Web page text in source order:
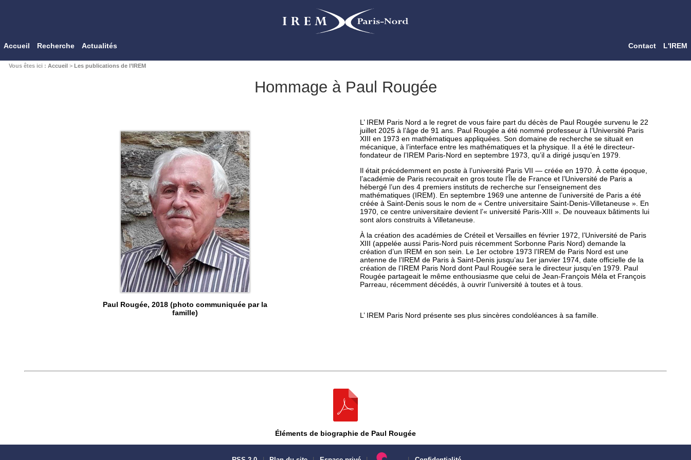
Accueil Recherche Actualités Contact L'IREM
Vous êtes ici : Accueil> Les publications de l’IREM
Hommage à Paul Rougée
Paul Rougée, 2018 (photo communiquée par la
famille)
L’ IREM Paris Nord a le regret de vous faire part du décès de Paul Rougée survenu le 22
juillet 2025 à l’âge de 91 ans. Paul Rougée a été nommé professeur à l’Université Paris
XIII en 1973 en mathématiques appliquées. Son domaine de recherche se situait en
mécanique, à l’interface entre les mathématiques et la physique. Il a été le directeur-
fondateur de l’IREM Paris-Nord en septembre 1973, qu’il a dirigé jusqu’en 1979.
Il était précédemment en poste à l’université Paris VII — créée en 1970. À cette époque,
l’académie de Paris recouvrait en gros toute l’Île de France et l’Université de Paris a
hébergé l’un des 4 premiers instituts de recherche sur l’enseignement des
mathématiques (IREM). En septembre 1969 une antenne de l’université de Paris a été
créée à Saint-Denis sous le nom de « Centre universitaire Saint-Denis-Villetaneuse ». En
1970, ce centre universitaire devient l’« université Paris-XIII ». De nouveaux bâtiments lui
sont alors construits à Villetaneuse.
À la création des académies de Créteil et Versailles en février 1972, l’Université de Paris
XIII (appelée aussi Paris-Nord puis récemment Sorbonne Paris Nord) demande la
création d’un IREM en son sein. Le 1er octobre 1973 l’IREM de Paris Nord est une
antenne de l’IREM de Paris à Saint-Denis jusqu’au 1er janvier 1974, date officielle de la
création de l’IREM Paris Nord dont Paul Rougée sera le directeur jusqu’en 1979. Paul
Rougée partageait le même enthousiasme que celui de Jean-François Méla et François
Parreau, récemment décédés, à ouvrir l’université à toutes et à tous.
L’ IREM Paris Nord présente ses plus sincères condoléances à sa famille.
Éléments de biographie de Paul Rougée